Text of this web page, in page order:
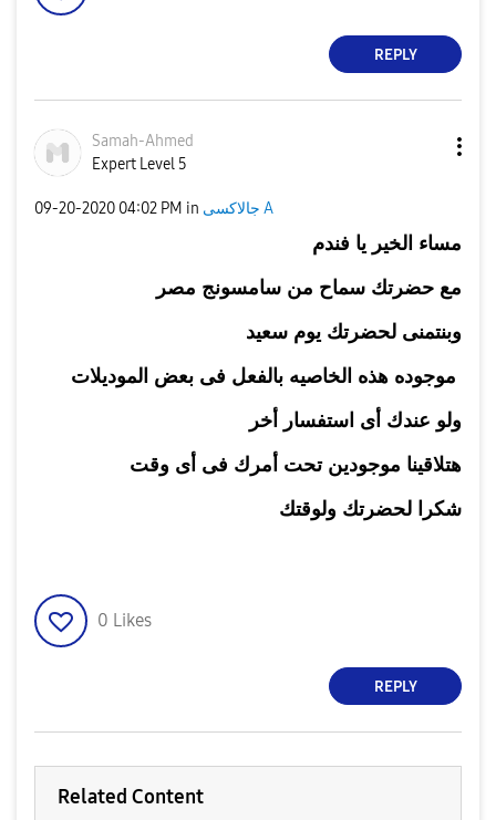
REPLY
Samah-Ahmed
Expert Level 5
‎09-20-2020 04:02 PM in جالاكسى A
مساء الخير يا فندم
مع حضرتك سماح من سامسونج مصر
وبنتمنى لحضرتك يوم سعيد
ولو عندك أى استفسار أخر
هتلاقينا موجودين تحت أمرك فى أى وقت
شكرا لحضرتك ولوقتك
0 Likes
REPLY
Related Content